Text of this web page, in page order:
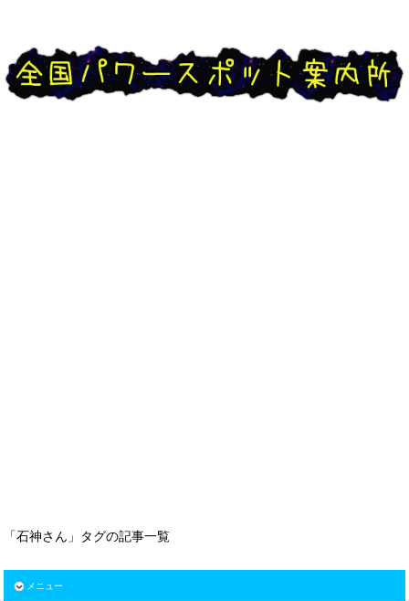
「石神さん」タグの記事一覧
メニュー